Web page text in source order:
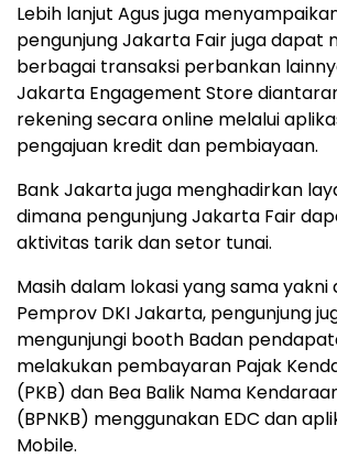
Lebih lanjut Agus juga
pengunjung Jakarta Fair juga dapat
berbagai transaksi perbankan
Jakarta Engagement Store
rekening secara online melalui
pengajuan kredit dan pembiayaan.
Bank Jakarta juga menghadirkan
dimana pengunjung Jakarta Fair
aktivitas tarik dan setor tunai.
Masih dalam lokasi yang sama yakni
Pemprov DKI Jakarta, pengunjung
mengunjungi booth Badan
melakukan pembayaran Pajak
(PKB) dan Bea Balik Nama
(BPNKB) menggunakan EDC dan
Mobile.